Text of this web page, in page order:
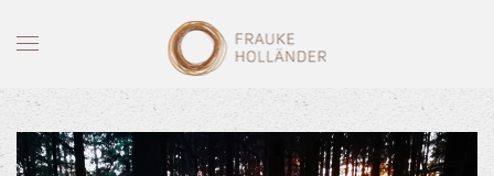
Skip to main content